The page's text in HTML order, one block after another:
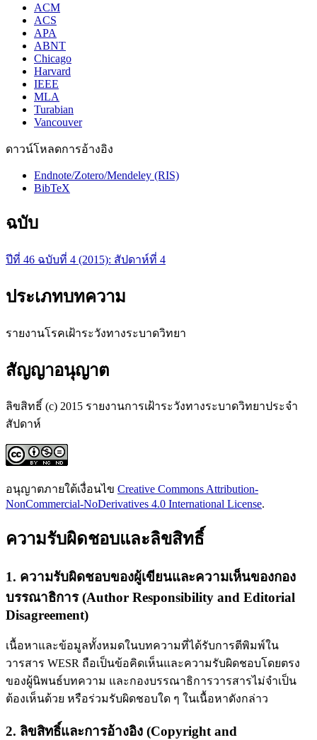
ACM
ACS
APA
ABNT
Chicago
Harvard
IEEE
MLA
Turabian
Vancouver
ดาวน์โหลดการอ้างอิง
Endnote/Zotero/Mendeley (RIS)
BibTeX
ฉบับ
ปีที่ 46 ฉบับที่ 4 (2015): สัปดาห์ที่ 4
ประเภทบทความ
รายงานโรคเฝ้าระวังทางระบาดวิทยา
สัญญาอนุญาต
ลิขสิทธิ์ (c) 2015 รายงานการเฝ้าระวังทางระบาดวิทยาประจำ
สัปดาห์
อนุญาตภายใต้เงื่อนไข Creative Commons Attribution-
NonCommercial-NoDerivatives 4.0 International License.
ความรับผิดชอบและลิขสิทธิ์
1. ความรับผิดชอบของผู้เขียนและความเห็นของกอง
บรรณาธิการ (Author Responsibility and Editorial
Disagreement)
เนื้อหาและข้อมูลทั้งหมดในบทความที่ได้รับการตีพิมพ์ใน
วารสาร WESR ถือเป็นข้อคิดเห็นและความรับผิดชอบโดยตรง
ของผู้นิพนธ์บทความ และกองบรรณาธิการวารสารไม่จำเป็น
ต้องเห็นด้วย หรือร่วมรับผิดชอบใด ๆ ในเนื้อหาดังกล่าว
2. ลิขสิทธิ์และการอ้างอิง (Copyright and